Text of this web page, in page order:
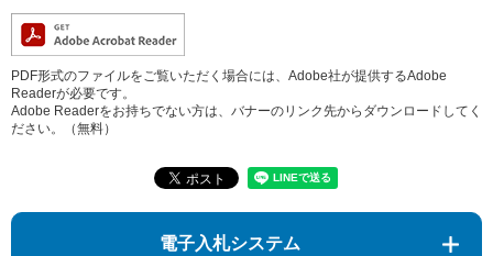
PDF形式のファイルをご覧いただく場合には、Adobe社が提供するAdobe
Readerが必要です。
Adobe Readerをお持ちでない方は、バナーのリンク先からダウンロードしてく
ださい。（無料）
電子入札システム